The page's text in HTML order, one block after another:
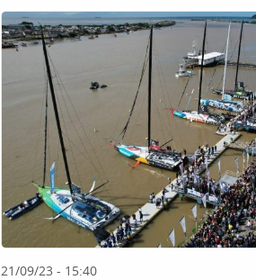
21/09/23 - 15:40